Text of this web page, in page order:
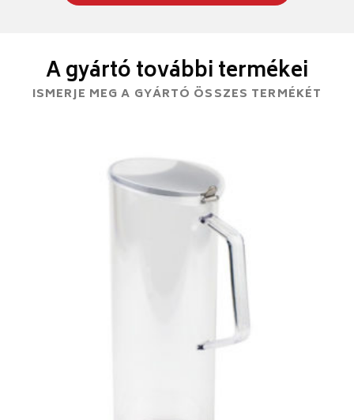
A gyártó további termékei
ISMERJE MEG A GYÁRTÓ ÖSSZES TERMÉKÉT